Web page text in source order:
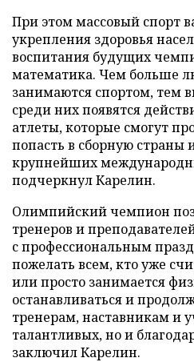
При этом массовый спорт
укрепления здоровья
воспитания будущих
математика. Чем больше
занимаются спортом, тем
среди них появятся
атлеты, которые смогут
попасть в сборную страны
крупнейших
подчеркнул Карелин.
Олимпийский чемпион
тренеров и
с профессиональным
пожелать всем, кто уже
или просто занимается
останавливаться и
тренерам, наставникам и
талантливых, но и
заключил Карелин.